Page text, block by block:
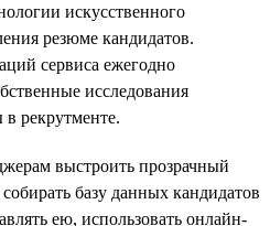
искусственного
резюме кандидатов.
сервиса ежегодно
исследования
рекрутменте.
выстроить прозрачный
базу данных кандидатов
ею, использовать онлайн-